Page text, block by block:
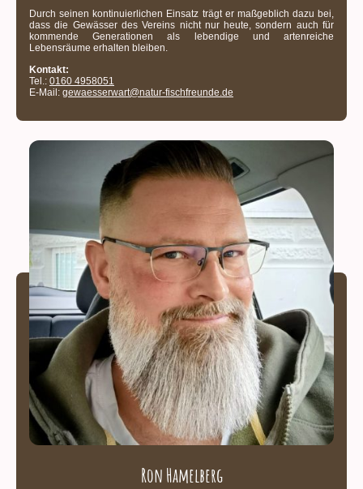
Durch seinen kontinuierlichen Einsatz trägt er maßgeblich dazu bei,
dass die Gewässer des Vereins nicht nur heute, sondern auch für
kommende Generationen als lebendige und artenreiche
Lebensräume erhalten bleiben.
Kontakt:
Tel.: 0160 4958051
E-Mail: gewaesserwart@natur-fischfreunde.de
Ron Hamelberg